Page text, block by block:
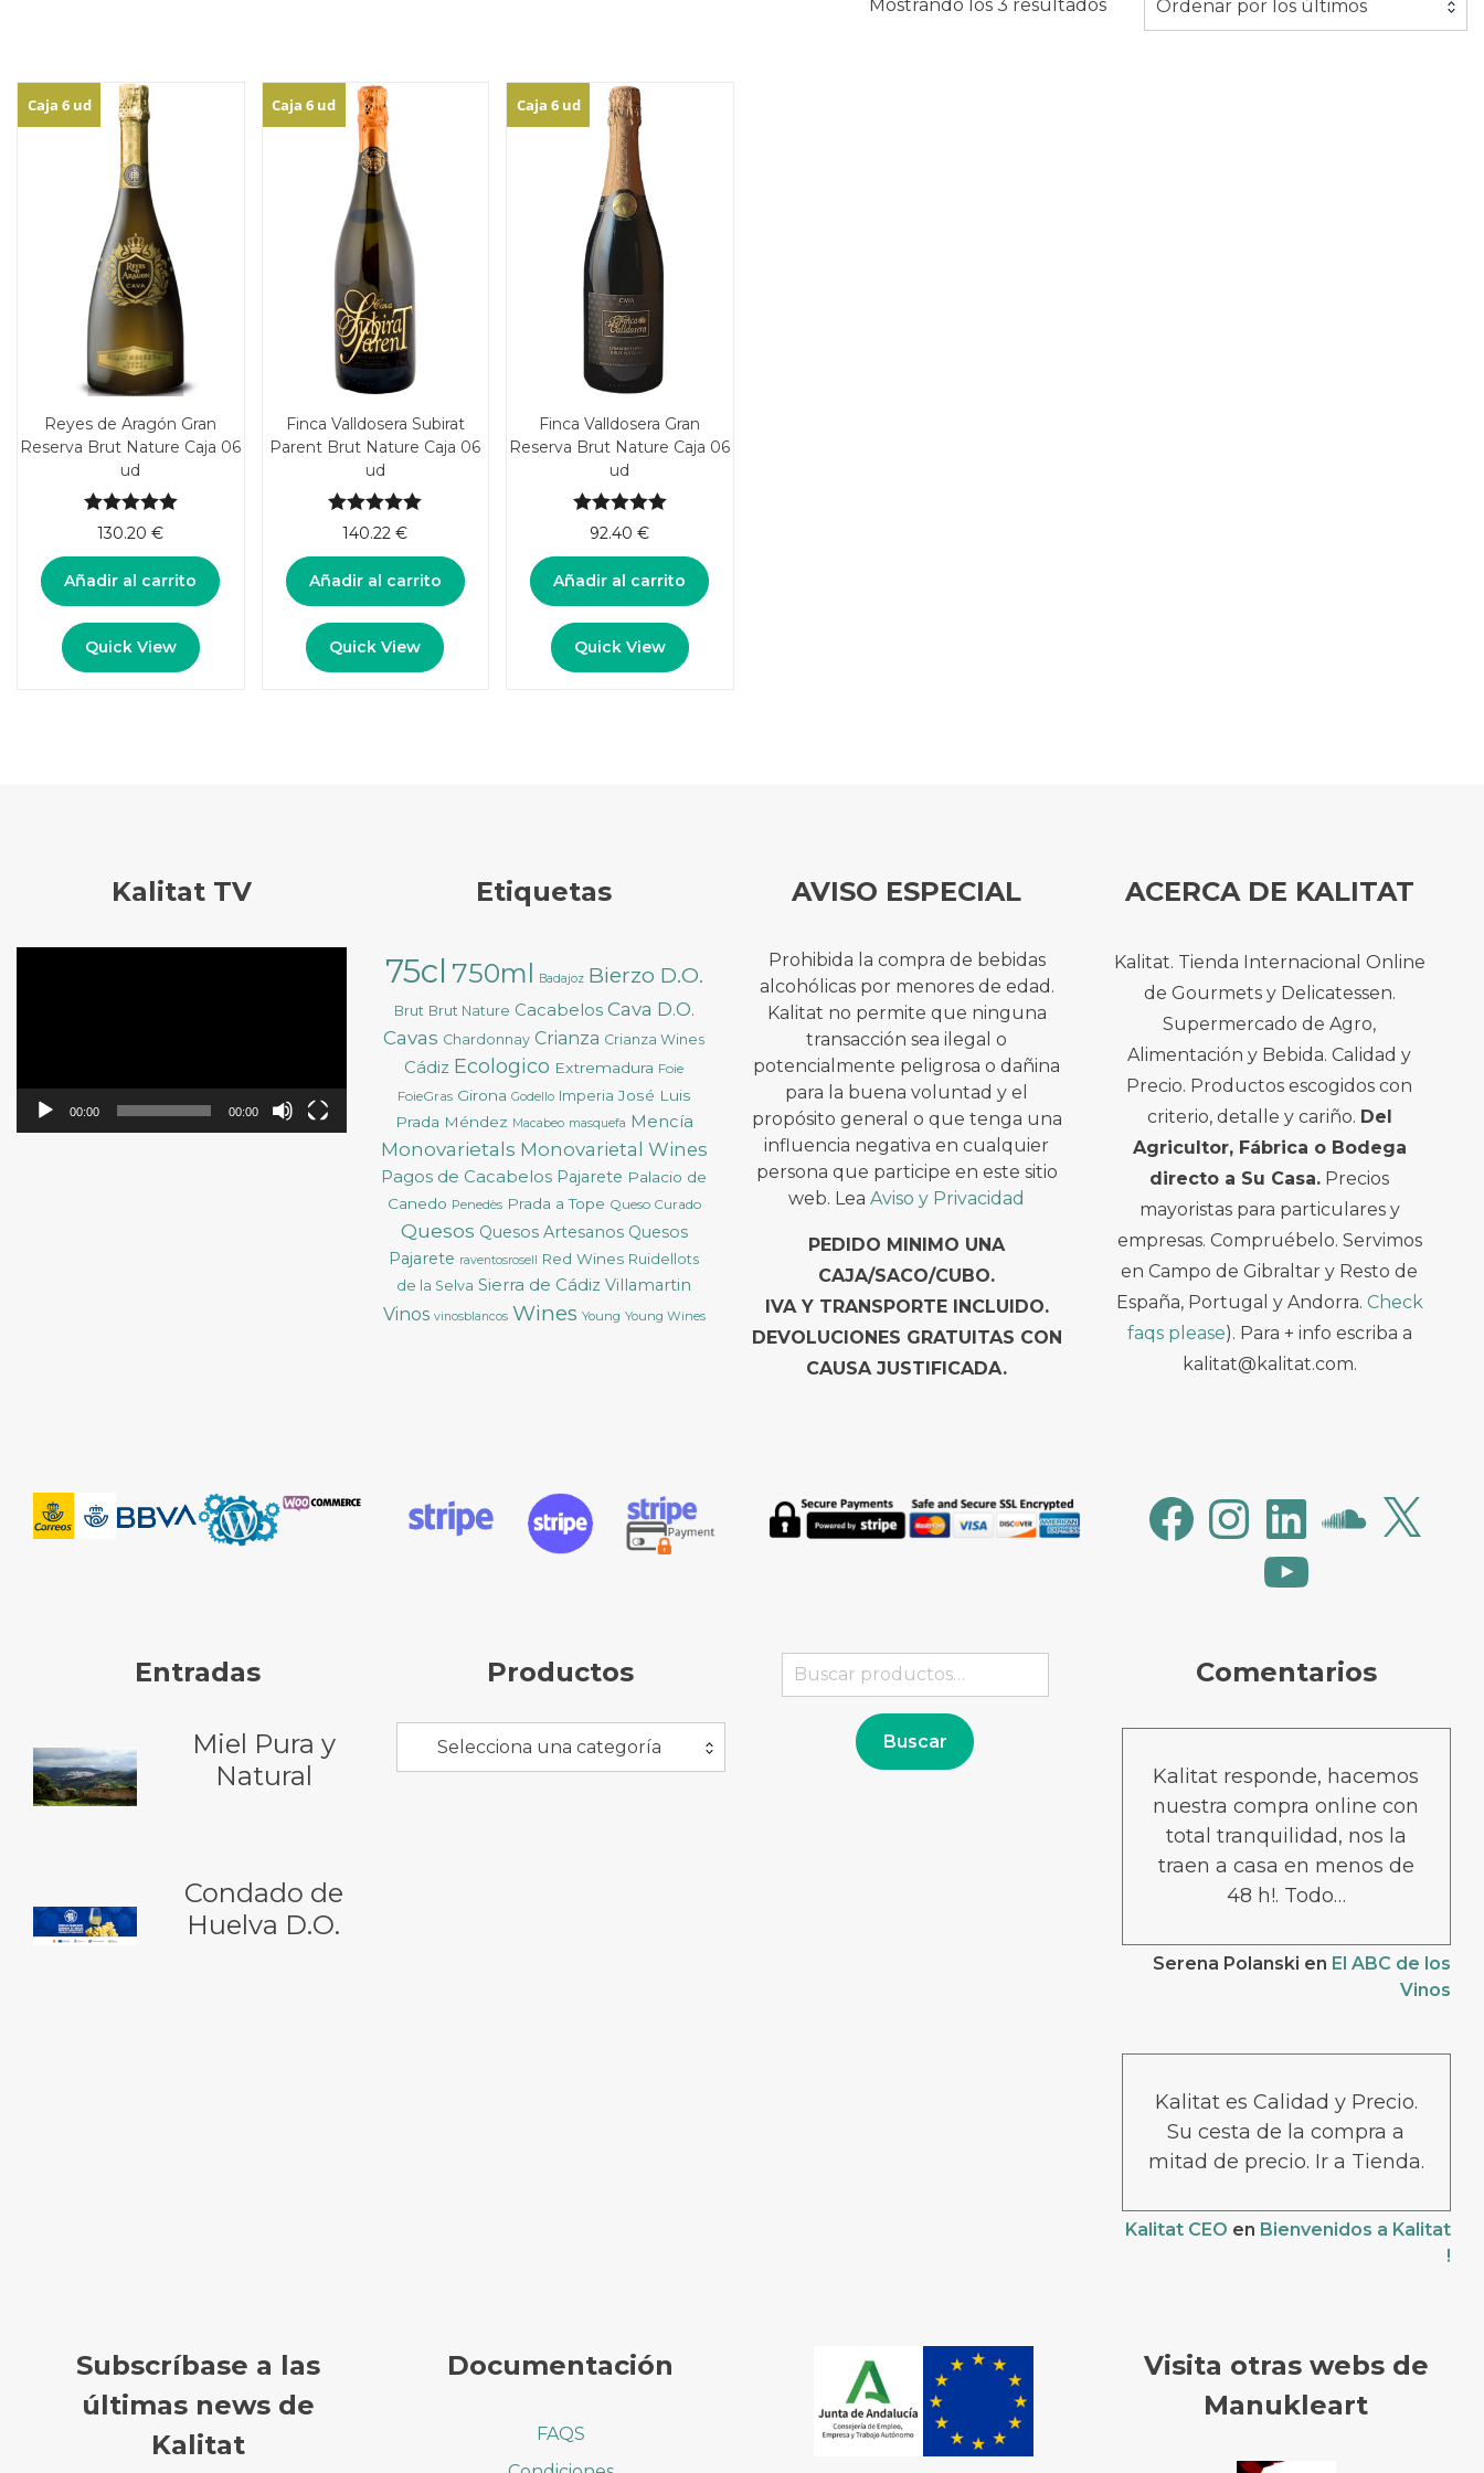
Mostrando los 3 resultados Ordenar por los últimos
Caja 6 ud
Reyes de Aragón Gran
Reserva Brut Nature Caja 06
ud
5.00 de 5
130.20€
Añadir al carrito
Quick View
Caja 6 ud
Finca Valldosera Subirat
Parent Brut Nature Caja 06
ud
5.00 de 5
140.22€
Añadir al carrito
Quick View
Caja 6 ud
Finca Valldosera Gran
Reserva Brut Nature Caja 06
ud
5.00 de 5
92.40€
Añadir al carrito
Quick View
Kalitat TV
00:00 00:00
Etiquetas
75cl 750ml Badajoz Bierzo D.O.
Brut Brut Nature Cacabelos Cava D.O.
Cavas Chardonnay Crianza Crianza Wines
Cádiz Ecologico Extremadura Foie
FoieGras Girona Godello Imperia José Luis
Prada Méndez Macabeo masquefa Mencía
Monovarietals Monovarietal Wines
Pagos de Cacabelos Pajarete Palacio de
Canedo Penedès Prada a Tope Queso Curado
Quesos Quesos Artesanos Quesos
Pajarete raventosrosell Red Wines Ruidellots
de la Selva Sierra de Cádiz Villamartin
Vinos vinosblancos Wines Young Young Wines
AVISO ESPECIAL
Prohibida la compra de bebidas
alcohólicas por menores de edad.
Kalitat no permite que ninguna
transacción sea ilegal o
potencialmente peligrosa o dañina
para la buena voluntad y el
propósito general o que tenga una
influencia negativa en cualquier
persona que participe en este sitio
web. LeaAviso y Privacidad
PEDIDO MINIMO UNA
CAJA/SACO/CUBO.
IVA Y TRANSPORTE INCLUIDO.
DEVOLUCIONES GRATUITAS CON
CAUSA JUSTIFICADA.
ACERCA DE KALITAT
Kalitat. Tienda Internacional Online
de Gourmets y Delicatessen.
Supermercado de Agro,
Alimentación y Bebida. Calidad y
Precio. Productos escogidos con
criterio, detalle y cariño. Del
Agricultor, Fábrica o Bodega
directo a Su Casa. Precios
mayoristas para particulares y
empresas. Compruébelo. Servimos
en Campo de Gibraltar y Resto de
España, Portugal y Andorra. Check
faqs please). Para + info escriba a
kalitat@kalitat.com.
FacebookInstagramLinkedInSoundCloud
X
YouTube
Entradas
Miel Pura y
Natural
Condado de
Huelva D.O.
Productos
Selecciona una categoría
Buscar
por:
Buscar
Comentarios
Kalitat responde, hacemos
nuestra compra online con
total tranquilidad, nos la
traen a casa en menos de
48 h!. Todo…
Serena Polanski en El ABC de los
Vinos
Kalitat es Calidad y Precio.
Su cesta de la compra a
mitad de precio. Ir a Tienda.
Kalitat CEO en Bienvenidos a Kalitat
!
Subscríbase a las
últimas news de
Kalitat
Documentación
FAQS
Visita otras webs de
Manukleart